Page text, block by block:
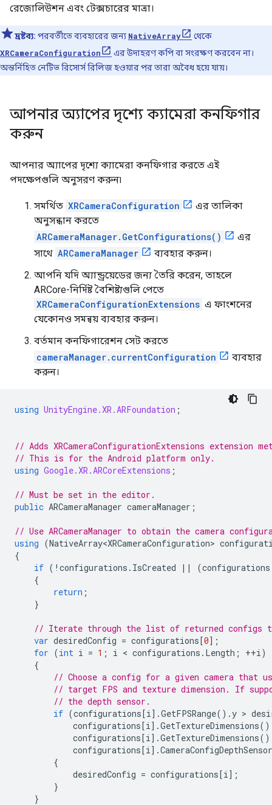
রেজোলিউশন এবং টেক্সচারের মাত্রা।
দ্রষ্টব্য: পরবর্তীতে ব্যবহারের জন্য NativeArray
থেকে
XRCameraConfiguration
এর উদাহরণ কপি বা সংরক্ষণ করবেন না।
অন্তর্নিহিত নেটিভ রিসোর্স রিলিজ হওয়ার পর তারা অবৈধ হয়ে যায়।
আপনার অ্যাপের দৃশ্যে ক্যামেরা কনফিগার
করুন
আপনার অ্যাপের দৃশ্যে ক্যামেরা কনফিগার করতে এই
পদক্ষেপগুলি অনুসরণ করুন৷
সমর্থিত XRCameraConfiguration
এর তালিকা
অনুসন্ধান করতে
ARCameraManager.GetConfigurations()
এর
সাথে ARCameraManager
ব্যবহার করুন।
আপনি যদি অ্যান্ড্রয়েডের জন্য তৈরি করেন, তাহলে
ARCore-নির্দিষ্ট বৈশিষ্ট্যগুলি পেতে
XRCameraConfigurationExtensions এ ফাংশনের
যেকোনও সমন্বয় ব্যবহার করুন।
বর্তমান কনফিগারেশন সেট করতে
cameraManager.currentConfiguration
ব্যবহার
করুন।
using UnityEngine.XR.ARFoundation ;
// Adds XRCameraConfigurationExtensions extension
// This is for the Android platform only.
using Google.XR.ARCoreExtensions ;
// Must be set in the editor.
public ARCameraManager cameraManager ;
// Use ARCameraManager to obtain the camera
using (NativeArray<XRCameraConfiguration>
{
if ( ! configurations . IsCreated || (configurations
{
return ;
}
// Iterate through the list of returned configs
var desiredConfig = configurations[0];
for (int i = 1 ; i < configurations . Length ; ++i)
{
// Choose a config for a given camera that
// target FPS and texture dimension. If
// the depth sensor.
if (configurations[i].GetFPSRange().y >
configurations[i].GetTextureDimensions
configurations[i].GetTextureDimensions
configurations[i].
{
desiredConfig = configurations[i];
}
}